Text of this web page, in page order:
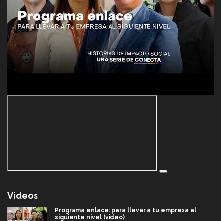
Videos
Programa enlace: para llevar a tu empresa al
siguiente nivel (video)